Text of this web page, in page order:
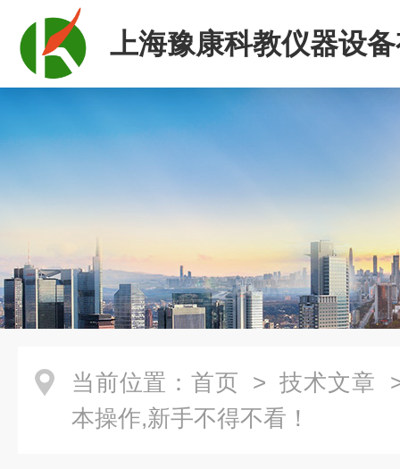
上海豫康科教仪器设
司
当前位置： 首页 > 技术文章
本操作,新手不得不看！